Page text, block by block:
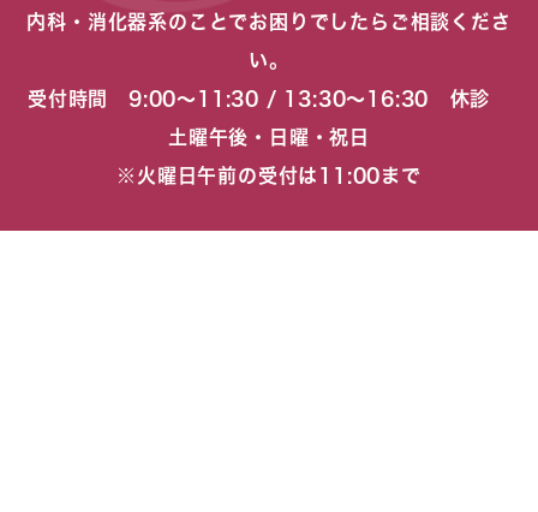
内科・消化器系のことでお困りでしたらご相談くださ
い。
受付時間 9:00〜11:30 / 13:30〜16:30 休診
土曜午後・日曜・祝日
※火曜日午前の受付は11:00まで